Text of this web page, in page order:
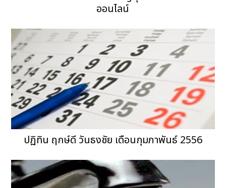
ออนไลน์
ปฏิทิน ฤกษ์ดี วันธงชัย เดือนกุมภาพันธ์ 2556